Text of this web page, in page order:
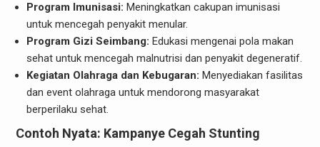
Program Imunisasi: Meningkatkan cakupan imunisasi
untuk mencegah penyakit menular.
Program Gizi Seimbang: Edukasi mengenai pola makan
sehat untuk mencegah malnutrisi dan penyakit degeneratif.
Kegiatan Olahraga dan Kebugaran: Menyediakan fasilitas
dan event olahraga untuk mendorong masyarakat
berperilaku sehat.
Contoh Nyata: Kampanye Cegah Stunting